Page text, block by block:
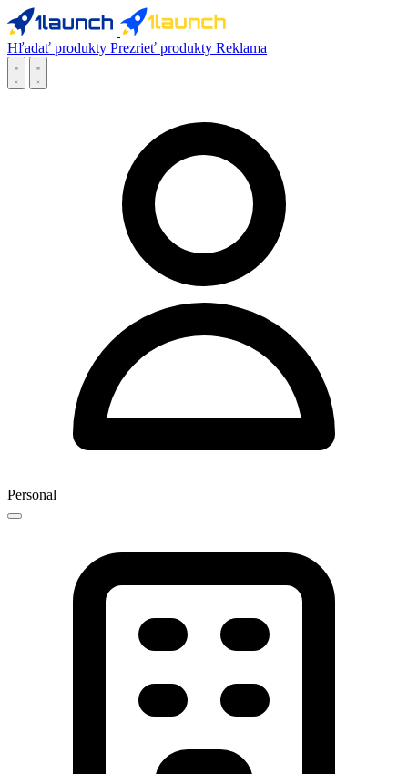
Hľadať produkty Prezrieť produkty Reklama
Personal